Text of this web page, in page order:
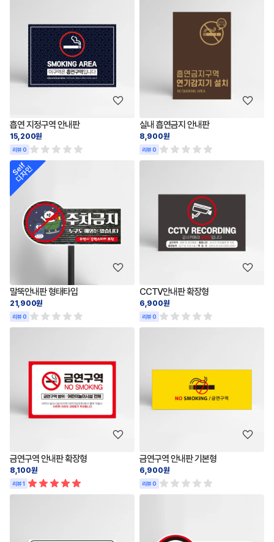
흡연 지정구역 안내판
15,200원
리뷰 0
실내 흡연금지 안내판
8,900원
리뷰 0
말뚝안내판 형태타입
21,900원
리뷰 0
CCTV안내판 확장형
6,900원
리뷰 0
금연구역 안내판 확장형
8,100원
리뷰 1
금연구역 안내판 기본형
6,900원
리뷰 0